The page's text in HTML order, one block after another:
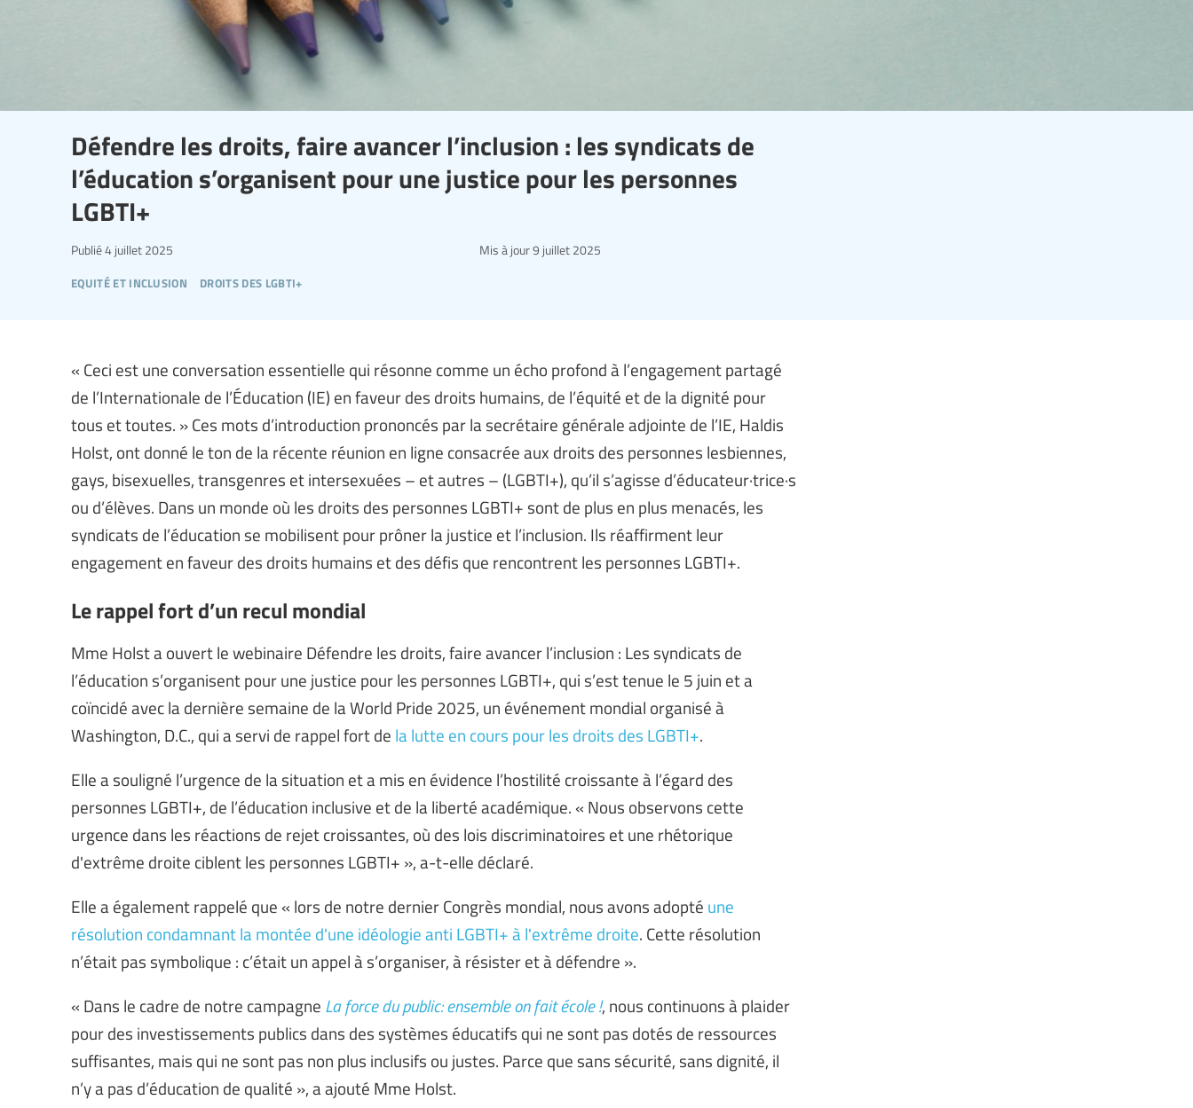
Défendre les droits, faire avancer l’inclusion : les syndicats de
l’éducation s’organisent pour une justice pour les personnes
LGBTI+
equité et inclusion droits des lgbti+
Publié4 juillet 2025 Mis à jour9 juillet 2025
« Ceci est une conversation essentielle qui résonne comme un écho profond à l’engagement partagé
de l’Internationale de l’Éducation (IE) en faveur des droits humains, de l’équité et de la dignité pour
tous et toutes. » Ces mots d’introduction prononcés par la secrétaire générale adjointe de l’IE, Haldis
Holst, ont donné le ton de la récente réunion en ligne consacrée aux droits des personnes lesbiennes,
gays, bisexuelles, transgenres et intersexuées – et autres – (LGBTI+), qu’il s’agisse d’éducateur·trice·s
ou d’élèves. Dans un monde où les droits des personnes LGBTI+ sont de plus en plus menacés, les
syndicats de l’éducation se mobilisent pour prôner la justice et l’inclusion. Ils réaffirment leur
engagement en faveur des droits humains et des défis que rencontrent les personnes LGBTI+.
Le rappel fort d’un recul mondial
Mme Holst a ouvert le webinaire Défendre les droits, faire avancer l’inclusion : Les syndicats de
l’éducation s’organisent pour une justice pour les personnes LGBTI+, qui s’est tenue le 5 juin et a
coïncidé avec la dernière semaine de la World Pride 2025, un événement mondial organisé à
Washington, D.C., qui a servi de rappel fort de la lutte en cours pour les droits des LGBTI+.
Elle a souligné l’urgence de la situation et a mis en évidence l’hostilité croissante à l’égard des
personnes LGBTI+, de l’éducation inclusive et de la liberté académique. « Nous observons cette
urgence dans les réactions de rejet croissantes, où des lois discriminatoires et une rhétorique
d'extrême droite ciblent les personnes LGBTI+ », a-t-elle déclaré.
Elle a également rappelé que « lors de notre dernier Congrès mondial, nous avons adopté une
résolution condamnant la montée d'une idéologie anti LGBTI+ à l'extrême droite. Cette résolution
n’était pas symbolique : c’était un appel à s’organiser, à résister et à défendre ».
« Dans le cadre de notre campagne La force du public: ensemble on fait école !, nous continuons à plaider
pour des investissements publics dans des systèmes éducatifs qui ne sont pas dotés de ressources
suffisantes, mais qui ne sont pas non plus inclusifs ou justes. Parce que sans sécurité, sans dignité, il
n’y a pas d’éducation de qualité », a ajouté Mme Holst.